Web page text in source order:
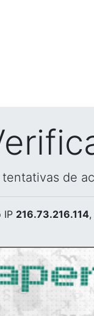
de
IP 216.73.216.114